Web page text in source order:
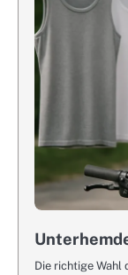
Die richtige Wahl